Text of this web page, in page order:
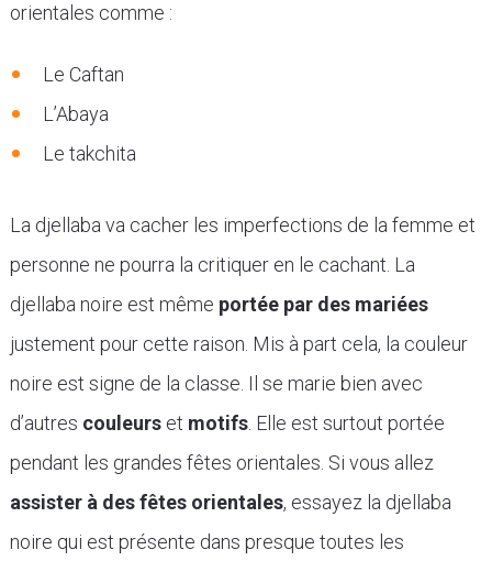
orientales comme :
Le Caftan
L’Abaya
Le takchita
La djellaba va cacher les imperfections de la femme et
personne ne pourra la critiquer en le cachant. La
djellaba noire est même portée par des mariées
justement pour cette raison. Mis à part cela, la couleur
noire est signe de la classe. Il se marie bien avec
d’autres couleurs et motifs. Elle est surtout portée
pendant les grandes fêtes orientales. Si vous allez
assister à des fêtes orientales, essayez la djellaba
noire qui est présente dans presque toutes les